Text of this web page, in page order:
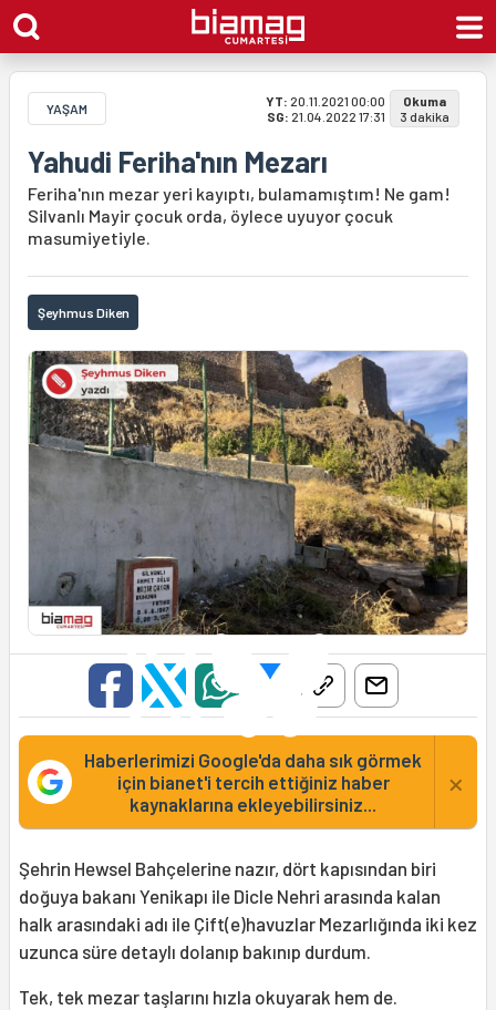
YAŞAM YT: 20.11.2021 00:00
SG: 21.04.2022 17:31
Okuma
3 dakika
Yahudi Feriha'nın Mezarı
Feriha'nın mezar yeri kayıptı, bulamamıştım! Ne gam!
Silvanlı Mayir çocuk orda, öylece uyuyor çocuk
masumiyetiyle.
Şeyhmus Diken
Haberlerimizi Google'da daha sık görmek
için bianet'i tercih ettiğiniz haber
kaynaklarına ekleyebilirsiniz...
×
Şehrin Hewsel Bahçelerine nazır, dört kapısından biri
doğuya bakanı Yenikapı ile Dicle Nehri arasında kalan
halk arasındaki adı ile Çift(e)havuzlar Mezarlığında iki kez
uzunca süre detaylı dolanıp bakınıp durdum.
Tek, tek mezar taşlarını hızla okuyarak hem de.